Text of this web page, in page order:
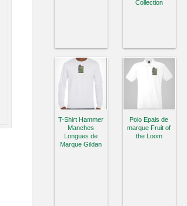
Collection
T-Shirt Hammer
Manches
Longues de
Marque Gildan
Polo Epais de
marque Fruit of
the Loom